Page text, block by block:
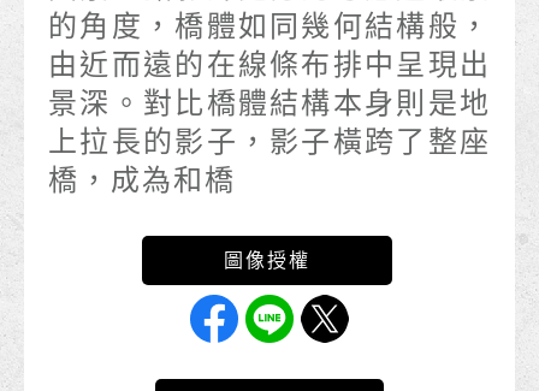
的角度，橋體如同幾何結構般，
由近而遠的在線條布排中呈現出
景深。對比橋體結構本身則是地
上拉長的影子，影子橫跨了整座
橋，成為和橋